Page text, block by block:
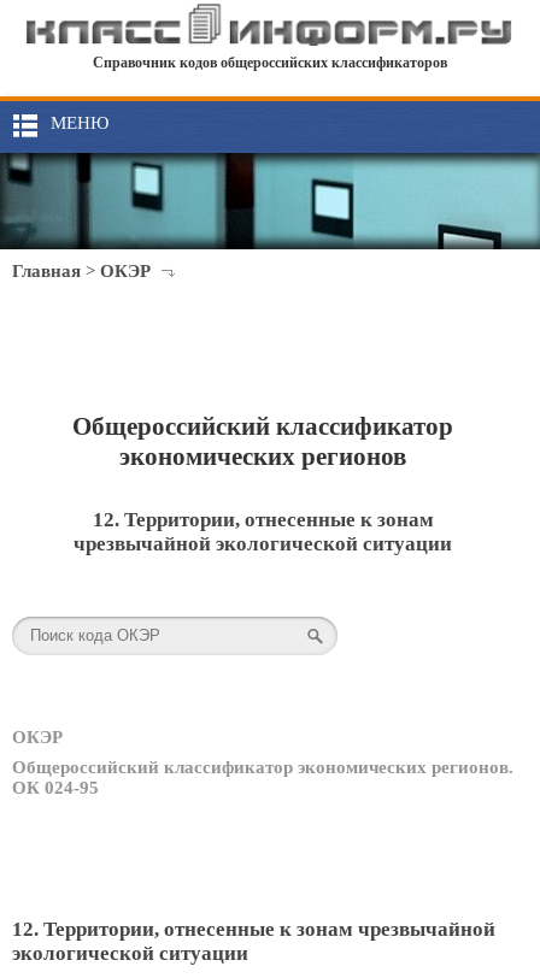
Справочник кодов общероссийских классификаторов
МЕНЮ
Главная > ОКЭР
Общероссийский классификатор
экономических регионов
12. Территории, отнесенные к зонам
чрезвычайной экологической ситуации
ОКЭР
Общероссийский классификатор экономических регионов.
ОК 024-95
12. Территории, отнесенные к зонам чрезвычайной
экологической ситуации